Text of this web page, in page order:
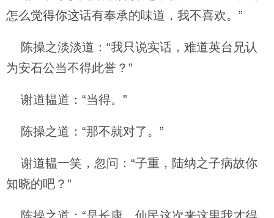
怎么觉得你这话有奉承的味道，我不喜欢。”
陈操之淡淡道：“我只说实话，难道英台兄认
为安石公当不得此誉？”
谢道韫道：“当得。”
陈操之道：“那不就对了。”
谢道韫一笑，忽问：“子重，陆纳之子病故你
知晓的吧？”